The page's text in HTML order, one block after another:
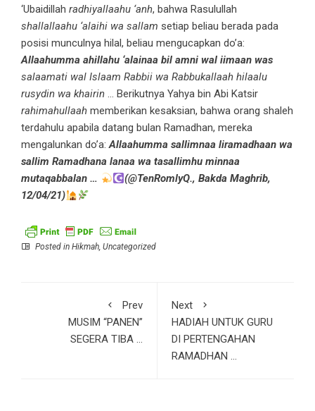
‘Ubaidillah radhiyallaahu ‘anh, bahwa Rasulullah
shallallaahu ‘alaihi wa sallam setiap beliau berada pada
posisi munculnya hilal, beliau mengucapkan do’a:
Allaahumma ahillahu ‘alainaa bil amni wal iimaan was
salaamati wal Islaam Rabbii wa Rabbukallaah hilaalu
rusydin wa khairin … Berikutnya Yahya bin Abi Katsir
rahimahullaah memberikan kesaksian, bahwa orang shaleh
terdahulu apabila datang bulan Ramadhan, mereka
mengalunkan do’a:Allaahumma sallimnaa liramadhaan wa
sallim Ramadhana lanaa wa tasallimhu minnaa
mutaqabbalan …
(@TenRomlyQ., Bakda Maghrib,
12/04/21)
Posted in Hikmah Uncategorized
Prev
MUSIM “PANEN”
SEGERA TIBA …
Next
HADIAH UNTUK GURU
DI PERTENGAHAN
RAMADHAN …